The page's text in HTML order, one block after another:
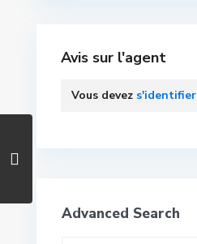
Avis sur l'agent
Vous devez s'identifier
Advanced Search